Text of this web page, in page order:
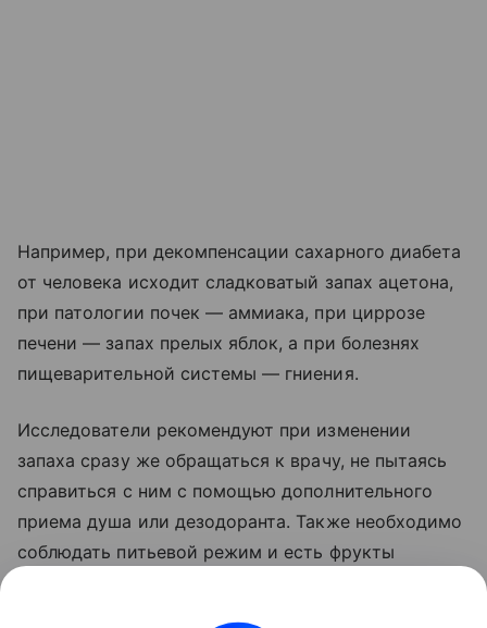
Например, при декомпенсации сахарного диабета
от человека исходит сладковатый запах ацетона,
при патологии почек — аммиака, при циррозе
печени — запах прелых яблок, а при болезнях
пищеварительной системы — гниения.
Исследователи рекомендуют при изменении
запаха сразу же обращаться к врачу, не пытаясь
справиться с ним с помощью дополнительного
приема душа или дезодоранта. Также необходимо
соблюдать питьевой режим и есть фрукты